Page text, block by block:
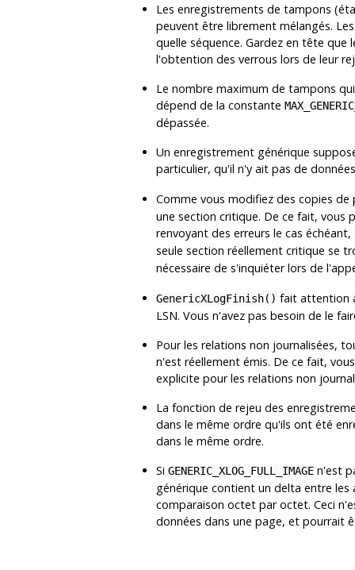
Les enregistrements de tampons
peuvent être librement mélangés.
quelle séquence. Gardez en tête
l'obtention des verrous lors de leur
Le nombre maximum de tampons
dépend de la constante
dépassée.
Un enregistrement générique
particulier, qu'il n'y ait pas de
Comme vous modifiez des copies
une section critique. De ce fait, vous
renvoyant des erreurs le cas
seule section réellement critique se
nécessaire de s'inquiéter lors de
GenericXLogFinish() fait attention
LSN. Vous n'avez pas besoin de le
Pour les relations non journalisées,
n'est réellement émis. De ce fait,
explicite pour les relations non
La fonction de rejeu des
dans le même ordre qu'ils ont été
dans le même ordre.
Si GENERIC_XLOG_FULL_IMAGEn'est
générique contient un delta entre les
comparaison octet par octet. Ceci
données dans une page, et pourrait